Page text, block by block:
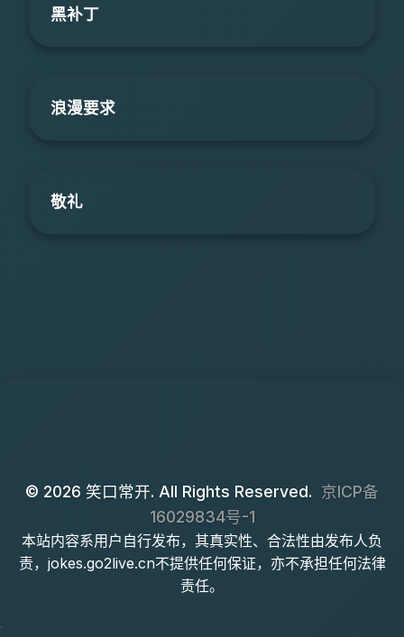
黑补丁
浪漫要求
敬礼
© 2026 笑口常开. All Rights Reserved. 京ICP备
16029834号-1
本站内容系用户自行发布，其真实性、合法性由发布人负
责，jokes.go2live.cn不提供任何保证，亦不承担任何法律
责任。